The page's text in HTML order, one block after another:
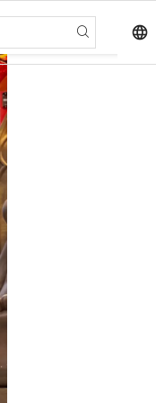
language